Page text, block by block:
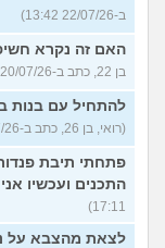
ב-22/07/26 13:42)
האם זה נקרא
בן 22, כתב ב-20/07/26 17:33)
להתחיל עם בנות
(רואי, בן 26, כתב ב-20/07/26 17:22)
פתחתי תיבת
התכנים ועכשיו
17:11)
לצאת מהצבא על